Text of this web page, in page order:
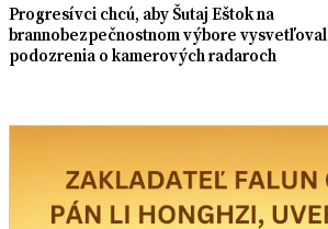
Progresívci chcú, aby Šutaj Eštok na
brannobezpečnostnom výbore vysvetľoval
podozrenia o kamerových radaroch